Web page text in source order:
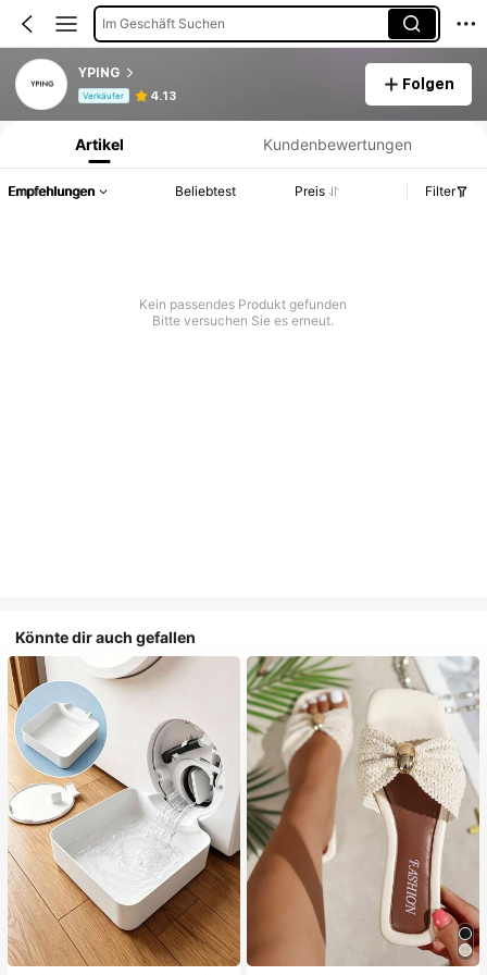
Im Geschäft Suchen
YPING
Verkäufer 4.13
Folgen
Produktinformation: Preisangabe, Verkaufs- und Lagerbestandsdetails.
Artikel Kundenbewertungen
Empfehlungen Beliebtest Preis Filter
Kein passendes Produkt gefunden
Bitte versuchen Sie es erneut.
Könnte dir auch gefallen